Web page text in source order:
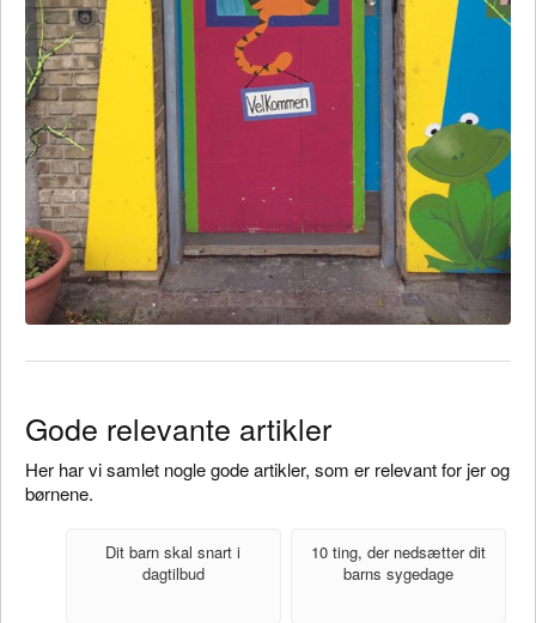
Gode relevante artikler
Her har vi samlet nogle gode artikler, som er relevant for jer og
børnene.
Dit barn skal snart i
dagtilbud
10 ting, der nedsætter dit
barns sygedage